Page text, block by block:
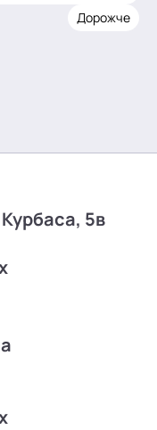
Дорожче
5в